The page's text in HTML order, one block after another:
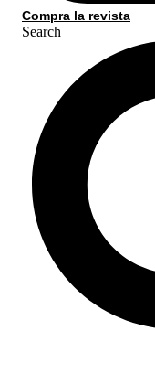
Compra la revista
Search